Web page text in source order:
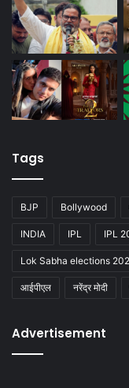
Tags
BJP Bollywood
INDIA IPL IPL
Lok Sabha elections
आईपीएल नरेंद्र मोदी
Advertisement